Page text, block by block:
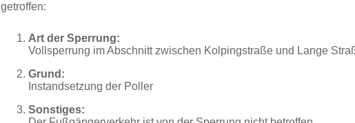
getroffen:
Art der Sperrung:
Vollsperrung im Abschnitt zwischen Kolpingstraße und Lange
Grund:
Instandsetzung der Poller
Sonstiges: